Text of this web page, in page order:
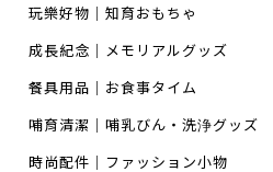
玩樂好物｜知育おもちゃ
成長紀念｜メモリアルグッズ
餐具用品｜お食事タイム
哺育清潔｜哺乳びん・洗浄グッズ
時尚配件｜ファッション小物